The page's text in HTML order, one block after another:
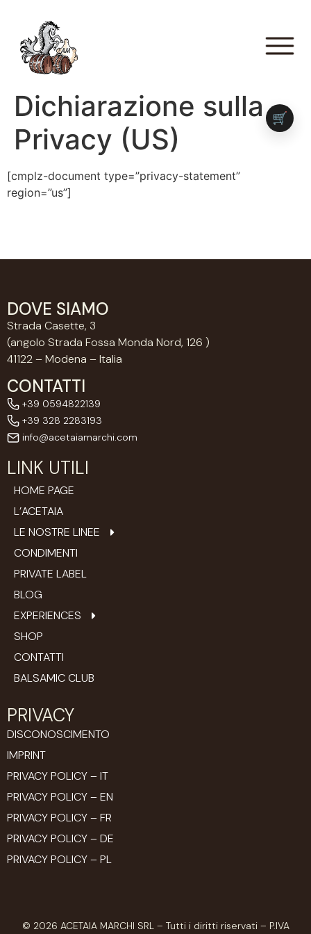
Dichiarazione sulla
Privacy (US)
[cmplz-document type=”privacy-statement”
region=”us”]
DOVE SIAMO
Strada Casette, 3
(angolo Strada Fossa Monda Nord, 126 )
41122 – Modena – Italia
CONTATTI
+39 0594822139
+39 328 2283193
info@acetaiamarchi.com
LINK UTILI
HOME PAGE
L’ACETAIA
LE NOSTRE LINEE
CONDIMENTI
PRIVATE LABEL
BLOG
EXPERIENCES
SHOP
CONTATTI
BALSAMIC CLUB
PRIVACY
DISCONOSCIMENTO
IMPRINT
PRIVACY POLICY – IT
PRIVACY POLICY – EN
PRIVACY POLICY – FR
PRIVACY POLICY – DE
PRIVACY POLICY – PL
© 2026 ACETAIA MARCHI SRL – Tutti i diritti riservati – P.IVA
🛒